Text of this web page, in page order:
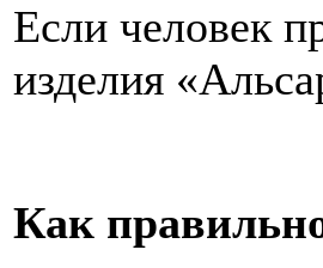
Если человек
изделия
Как